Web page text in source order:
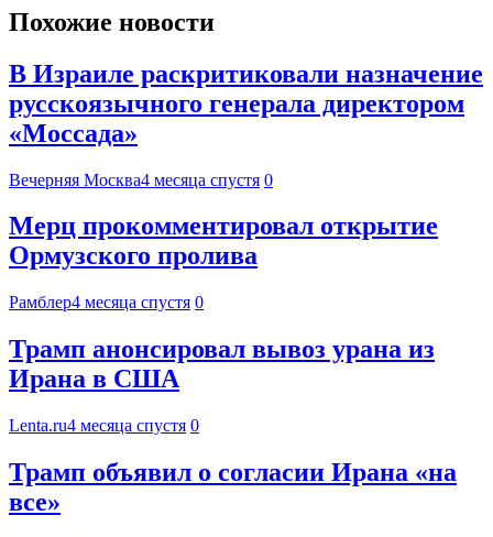
Похожие новости
В Израиле раскритиковали назначение
русскоязычного генерала директором
«Моссада»
Вечерняя Москва4 месяца спустя 0
Мерц прокомментировал открытие
Ормузского пролива
Рамблер4 месяца спустя 0
Трамп анонсировал вывоз урана из
Ирана в США
Lenta.ru4 месяца спустя 0
Трамп объявил о согласии Ирана «на
все»